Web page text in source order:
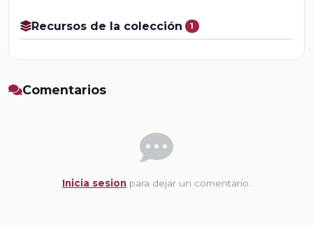
Recursos de la colección 1
Comentarios
Inicia sesion para dejar un comentario.